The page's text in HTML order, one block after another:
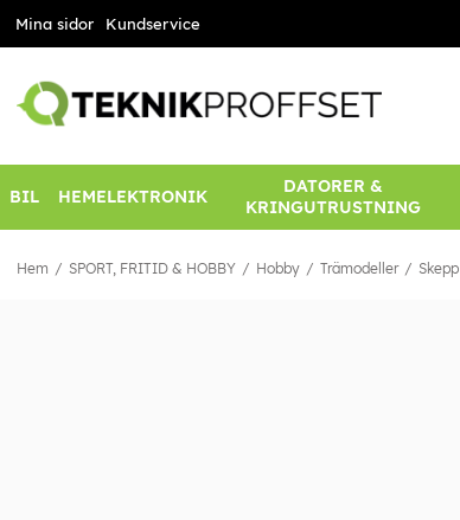
Mina sidor Kundservice
BIL HEMELEKTRONIK
DATORER &
KRINGUTRUSTNING
Hem SPORT, FRITID & HOBBY Hobby Trämodeller Skepp